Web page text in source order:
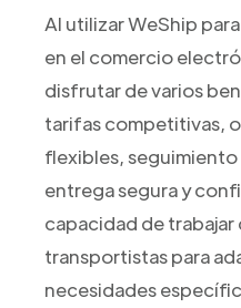
Al utilizar WeShip
en el comercio
disfrutar de varios
tarifas competitivas,
flexibles, seguimiento
entrega segura y
capacidad de
transportistas para
necesidades